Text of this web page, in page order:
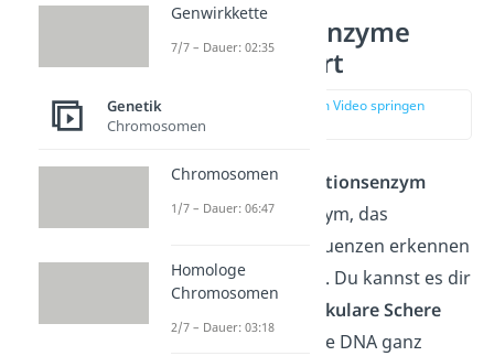
Restriktionsenzyme
einfach erklärt
zur Stelle im Video springen
Unter einemRestriktionsenzym
verstehst du ein Enzym, das
bestimmte DNA Sequenzen erkennen
und schneiden kann. Du kannst es dir
molekulare Schere
vorstellen, welche die DNA ganz
Genwirkkette
7/7 – Dauer: 02:35
Genetik
Chromosomen
Chromosomen
1/7 – Dauer: 06:47
Homologe
Chromosomen
2/7 – Dauer: 03:18